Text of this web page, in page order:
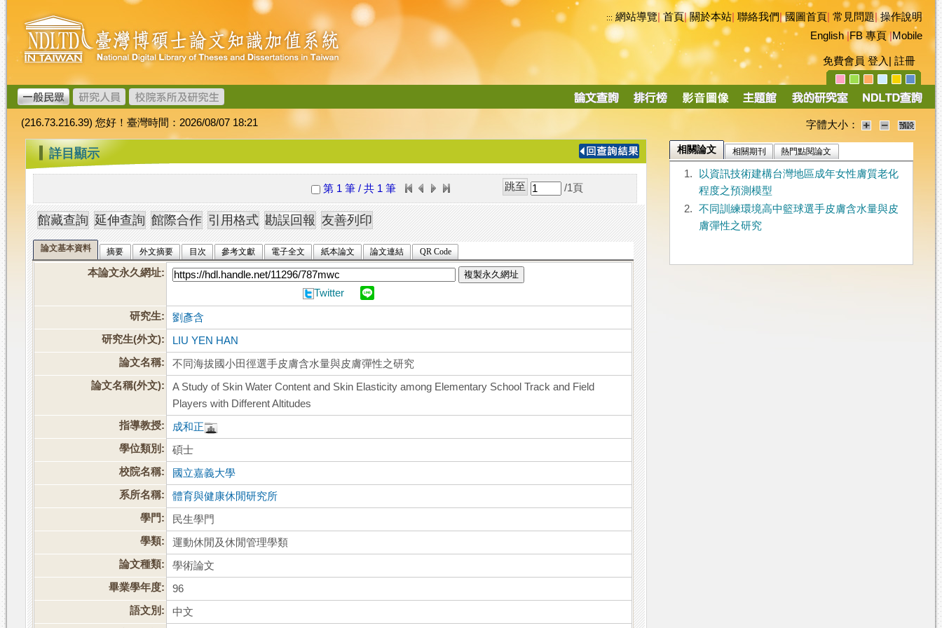
跳
到
主
要
內
容
臺
灣
博
碩
士
論
文
加
值
系
統
::: 網站導覽|首頁|關於本站 聯絡我們|國圖首頁 常見問題|操作說明
English|FB 專頁|Mobile
免費會員 登入 註冊
導
(216.73.216.39) 您好！臺灣時間：2026/08/07 18:21 字體大小：
::: 詳目顯示
第 1 筆 / 共 1 筆 /1 頁
論文基本資料 摘要 外文摘要 目次 參考文獻 電子全文 紙本論文 論文連結 QR Code
本論文永久網址: 複製永久網址
Twitter
研究生:
劉彥含
研究生(外文):
LIU YEN HAN
論文名稱:
不同海拔國小田徑選手皮膚含水量與皮膚彈性之研究
論文名稱(外文):
A Study of Skin Water Content and Skin Elasticity among Elementary School Track and Field
Players with Different Altitudes
指導教授:
成和正
學位類別:
碩士
校院名稱:
國立嘉義大學
系所名稱:
體育與健康休閒研究所
學門:
民生學門
學類:
運動休閒及休閒管理學類
論文種類:
學術論文
畢業學年度:
96
語文別:
中文
相關論文 相關期刊 熱門點閱論文
1.
以資訊技術建構台灣地區成年女性膚質老化
程度之預測模型
2.
不同訓練環境高中籃球選手皮膚含水量與皮
膚彈性之研究